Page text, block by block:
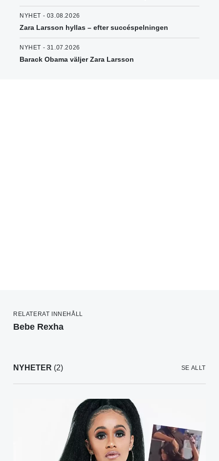
NYHET - 03.08.2026
Zara Larsson hyllas – efter succéspelningen
NYHET - 31.07.2026
Barack Obama väljer Zara Larsson
RELATERAT INNEHÅLL
Bebe Rexha
NYHETER (2) SE ALLT